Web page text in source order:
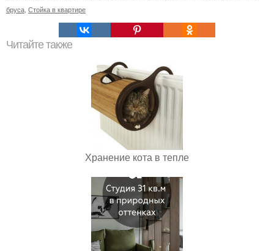
бруса Стойка в квартире
Читайте также
Хранение кота в тепле